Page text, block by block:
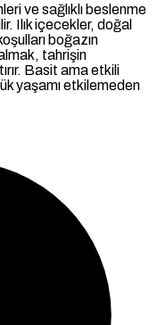
ve sağlıklı beslenme
Ilık içecekler, doğal
boğazın
tahrişin
Basit ama etkili
yaşamı etkilemeden